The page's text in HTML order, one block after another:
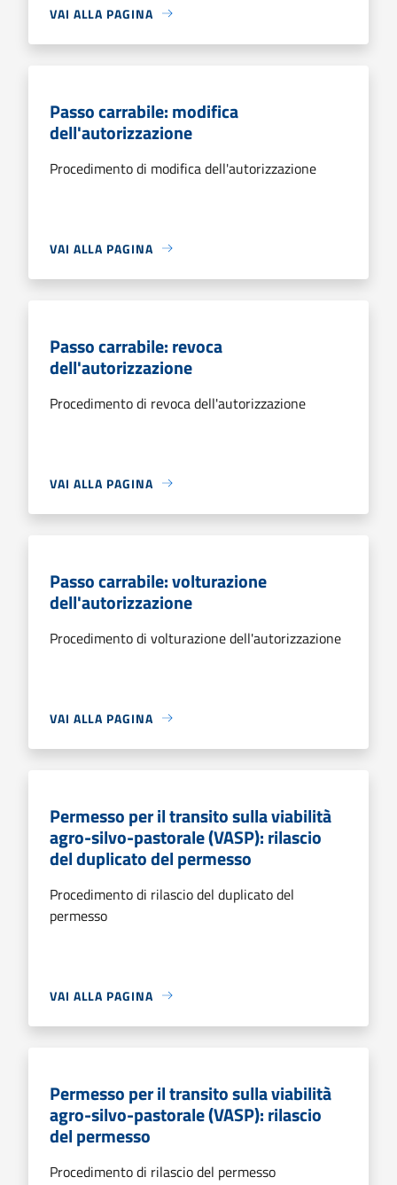
VAI ALLA PAGINA
Passo carrabile: modifica
dell'autorizzazione
Procedimento di modifica dell'autorizzazione
VAI ALLA PAGINA
Passo carrabile: revoca
dell'autorizzazione
Procedimento di revoca dell'autorizzazione
VAI ALLA PAGINA
Passo carrabile: volturazione
dell'autorizzazione
Procedimento di volturazione dell'autorizzazione
VAI ALLA PAGINA
Permesso per il transito sulla viabilità
agro-silvo-pastorale (VASP): rilascio
del duplicato del permesso
Procedimento di rilascio del duplicato del
permesso
VAI ALLA PAGINA
Permesso per il transito sulla viabilità
agro-silvo-pastorale (VASP): rilascio
del permesso
Procedimento di rilascio del permesso